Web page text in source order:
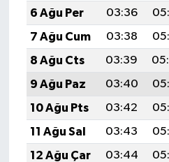
6 Ağu Per
03:36
7 Ağu Cum
03:38
8 Ağu Cts
03:39
9 Ağu Paz
03:40
10 Ağu Pts
03:42
11 Ağu Sal
03:43
12 Ağu Çar
03:44